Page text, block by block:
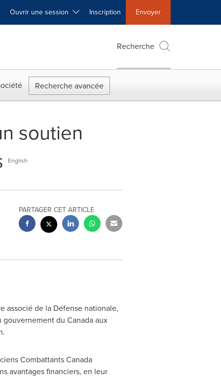
Ouvrir une session Inscription Envoyer
Recherche
Recherche avancée
soutien
English
PARTAGER CET ARTICLE
associé de la Défense nationale,
gouvernement du Canadaaux
Combattants Canada
avantages financiers, en leur